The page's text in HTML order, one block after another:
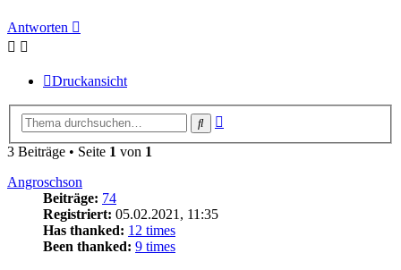
Antworten
Druckansicht
Suche
3 Beiträge • Seite 1 von 1
Angroschson
Beiträge: 74
Registriert: 05.02.2021, 11:35
Has thanked: 12 times
Been thanked: 9 times